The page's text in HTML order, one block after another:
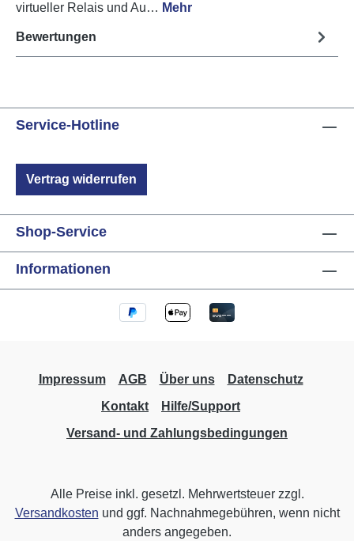
virtueller Relais und Au… Mehr
Bewertungen
Service-Hotline
Vertrag widerrufen
Shop-Service
Informationen
Impressum AGB Über uns
Datenschutz
Kontakt
Hilfe/Support
Versand- und Zahlungsbedingungen
Alle Preise inkl. gesetzl. Mehrwertsteuer zzgl.
Versandkosten und ggf. Nachnahmegebühren, wenn nicht
anders angegeben.